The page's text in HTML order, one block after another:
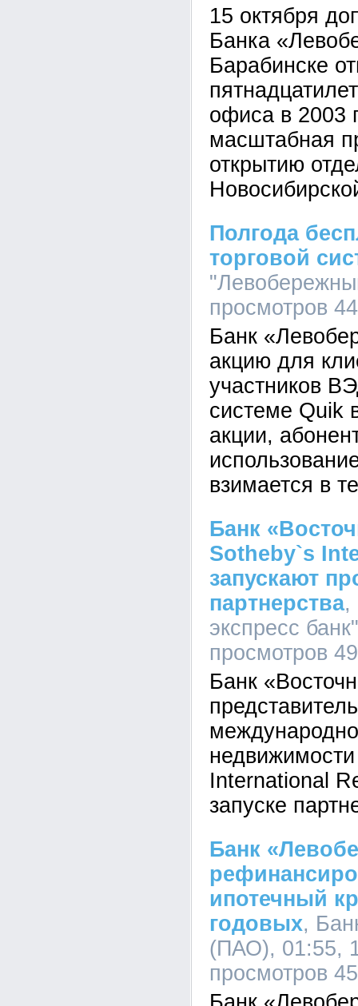
15 октября
Банка
Барабинске
офиса в 2003
масштабная
открытию
Полгода
торговой
просмотров
Банк
акцию для
участников
системе Quik
акции,
взимается в
Банк
Sotheby`s
запускают
партнерства,
экспресс
просмотров
Банк
International
запуске
Банк
ипотечный
годовых,
(ПАО), 01:55,
просмотров